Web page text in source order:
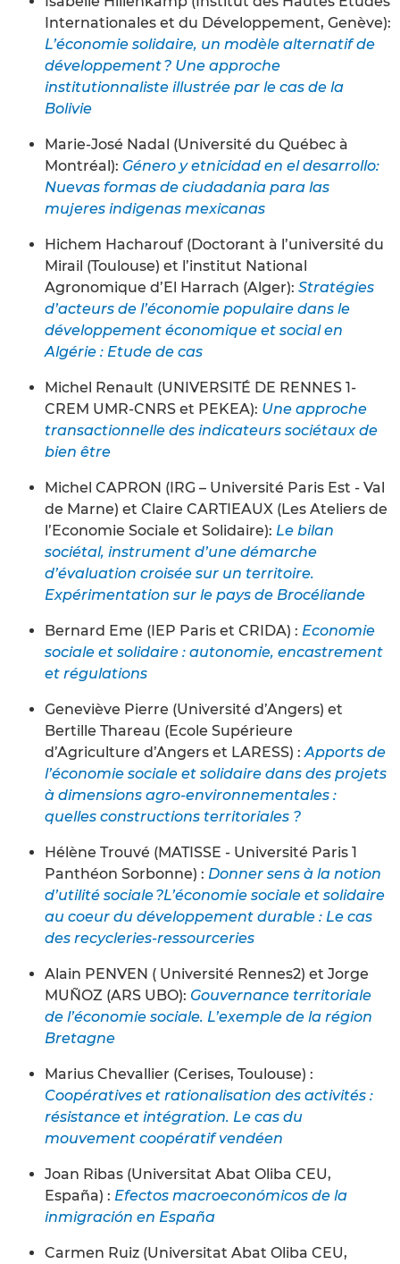
Internationales et du Développement, Genève):
L’économie solidaire, un modèle alternatif de
développement ? Une approche
institutionnaliste illustrée par le cas de la
Bolivie
Marie-José Nadal (Université du Québec à
Montréal): Género y etnicidad en el desarrollo:
Nuevas formas de ciudadania para las
mujeres indigenas mexicanas
Hichem Hacharouf (Doctorant à l’université du
Mirail (Toulouse) et l’institut National
Agronomique d’El Harrach (Alger): Stratégies
d’acteurs de l’économie populaire dans le
développement économique et social en
Algérie : Etude de cas
Michel Renault (UNIVERSITÉ DE RENNES 1-
CREM UMR-CNRS et PEKEA): Une approche
transactionnelle des indicateurs sociétaux de
bien être
Michel CAPRON (IRG – Université Paris Est - Val
de Marne) et Claire CARTIEAUX (Les Ateliers de
l’Economie Sociale et Solidaire): Le bilan
sociétal, instrument d’une démarche
d’évaluation croisée sur un territoire.
Expérimentation sur le pays de Brocéliande
Bernard Eme (IEP Paris et CRIDA) : Economie
sociale et solidaire : autonomie, encastrement
et régulations
Geneviève Pierre (Université d’Angers) et
Bertille Thareau (Ecole Supérieure
d’Agriculture d’Angers et LARESS) : Apports de
l’économie sociale et solidaire dans des projets
à dimensions agro-environnementales :
quelles constructions territoriales ?
Hélène Trouvé (MATISSE - Université Paris 1
Panthéon Sorbonne) : Donner sens à la notion
d’utilité sociale ?L’économie sociale et solidaire
au coeur du développement durable : Le cas
des recycleries-ressourceries
Alain PENVEN ( Université Rennes2) et Jorge
MUÑOZ (ARS UBO): Gouvernance territoriale
de l’économie sociale. L’exemple de la région
Bretagne
Marius Chevallier (Cerises, Toulouse) :
Coopératives et rationalisation des activités :
résistance et intégration. Le cas du
mouvement coopératif vendéen
Joan Ribas (Universitat Abat Oliba CEU,
España) : Efectos macroeconómicos de la
inmigración en España
Carmen Ruiz (Universitat Abat Oliba CEU,